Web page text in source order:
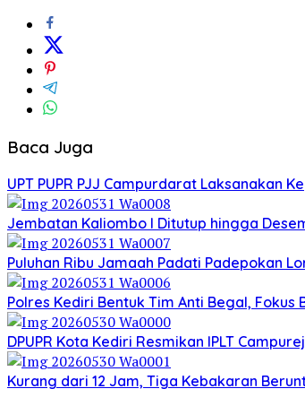
Baca Juga
UPT PUPR PJJ Campurdarat Laksanakan
Jembatan Kaliombo I Ditutup hingga
Puluhan Ribu Jamaah Padati Padepokan
Polres Kediri Bentuk Tim Anti Begal,
DPUPR Kota Kediri Resmikan IPLT
Kurang dari 12 Jam, Tiga Kebakaran